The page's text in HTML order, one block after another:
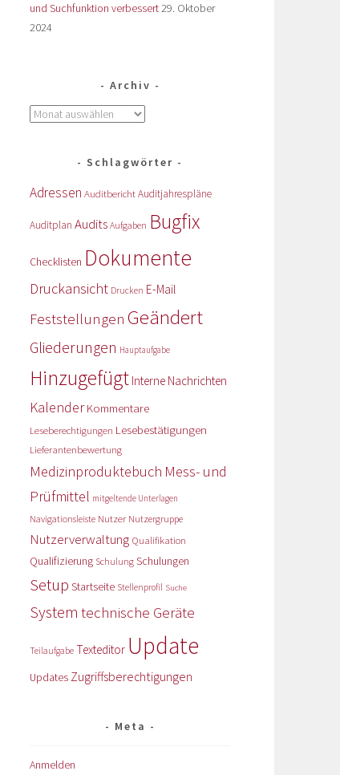
und Suchfunktion verbessert29. Oktober
2024
Archiv
Schlagwörter
Adressen AuditberichtAuditjahrespläne
Auditplan Audits Aufgaben Bugfix
Checklisten Dokumente
Druckansicht Drucken E-Mail
Feststellungen Geändert
Gliederungen Hauptaufgabe
Hinzugefügt Interne Nachrichten
Kalender Kommentare
Leseberechtigungen Lesebestätigungen
Lieferantenbewertung
Medizinproduktebuch Mess- und
Prüfmittel mitgeltende Unterlagen
Navigationsleiste Nutzer Nutzergruppe
Nutzerverwaltung Qualifikation
Qualifizierung Schulung Schulungen
Setup Startseite Stellenprofil Suche
System technische Geräte
Teilaufgabe Texteditor Update
Updates Zugriffsberechtigungen
Meta
Anmelden